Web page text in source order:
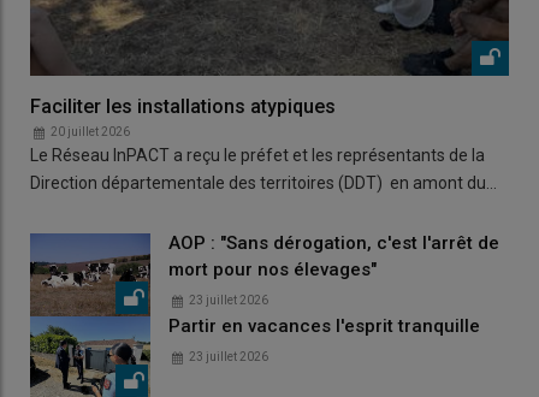
Faciliter les installations atypiques
20 juillet 2026
Le Réseau InPACT a reçu le préfet et les représentants de la
Direction départementale des territoires (DDT) en amont du…
AOP : "Sans dérogation, c'est l'arrêt de
mort pour nos élevages"
23 juillet 2026
Partir en vacances l'esprit tranquille
23 juillet 2026